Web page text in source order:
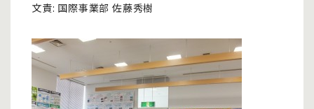
文責: 国際事業部 佐藤秀樹